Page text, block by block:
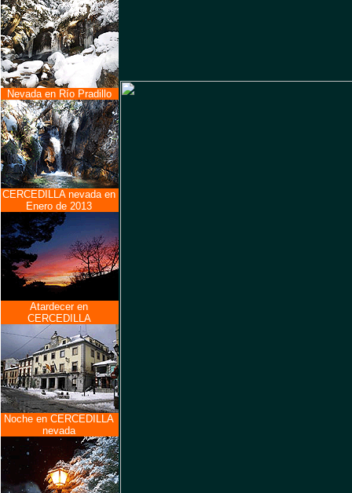
Nevada en Río Pradillo
CERCEDILLA nevada en
Enero de 2013
Atardecer en
CERCEDILLA
Noche en CERCEDILLA
nevada